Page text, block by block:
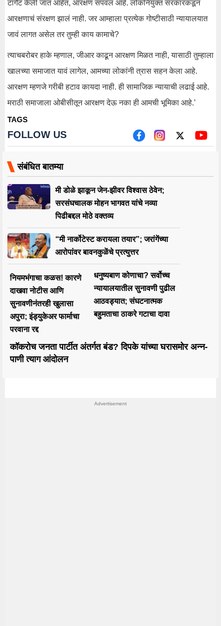
टार्गेट केली जात आहेत, आरक्षण संपवलं आहे. लोकनियुक्त सरकारकडून
आरक्षणाचं संरक्षण झालं नाही. जर आम्हाला प्रत्येक गोष्टीसाठी न्यायालयात
जावं लागत असेल तर तुम्ही काय कामाचे?
त्याचबरोबर हाके म्हणाल, जीआर काढून आरक्षण मिळत नाही, यासाठी तुम्हाला
खालच्या समाजात यावं लागेल, आमच्या लोकांनी त्रास सहन केला आहे.
आरक्षण म्हणजे गरीबी हटाव कायदा नाही. ही सामाजिक न्यायाची लढाई आहे.
मराठी समाजाला ओबीसीतून आरक्षण देऊ नका ही आमची भूमिका आहे.’
TAGS
FOLLOW US
संबंधित बातम्या
मी डोळे झाकून जेन-झीवर विश्वास ठेवेन;
सरसंघचालक मोहन भागवत यांचे नव्या
पिढीबद्दल मोठे वक्तव्य
“मी नार्कोटेस्ट करायला तयार”; जरांगेंच्या
आरोपांवर बावनकुळेंचे प्रत्युत्तर
नियमभंगाचा कळस! कारणे
दाखवा नोटीस आणि
सुनावणीनंतरही खुलासा
अपुरा; इंड्युकेअर फार्माचा
परवाना रद्द
धनुष्यबाण कोणाचा? सर्वोच्च
न्यायालयातील सुनावणी पुढील
आठवड्यात; संघटनात्मक
बहुमताचा ठाकरे गटाचा दावा
कॉकरोच जनता पार्टीत अंतर्गत बंड? दिपके यांच्या घरासमोर अन्न-
पाणी त्याग आंदोलन